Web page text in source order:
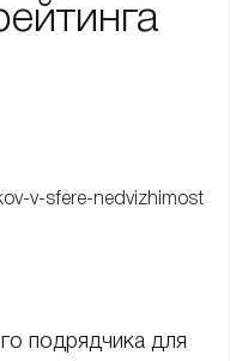
подрядчика для